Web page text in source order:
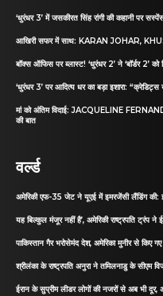
‘धुरंधर 3’ में जसकीरत सिंह रांगी की कहानी पर
आखिरी सफर में साथ: KARAN JOHAR,
बॉक्स ऑफिस पर ब्लास्ट! ‘धुरंधर 2’ ने ‘बॉर्डर 2’ को
‘धुरंधर 3’ पर आदित्य धर का बड़ा इशारा:
मां को अंतिम विदाई: JACQUELINE
की बात
वर्ल्ड
अमेरिकी एफ-35 जेट ने यूएई में इमरजेंसी लैंडिंग की:
यह बिल्कुल मंजूर नहीं है’, अमेरिकी राष्ट्रपति ट्रंप ने
पाकिस्तान गैर भरोसेमंद देश, अमेरिका मुनीर से किए
श्रीलंका के राष्ट्रपति अनुरा ने तमिलनाडु के सीएम
ईरान के सुप्रीम लीडर लोगों की नजरों से अब भी दूर,